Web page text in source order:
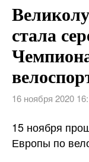
стала
16 ноября 2020
15 ноября
Европы по